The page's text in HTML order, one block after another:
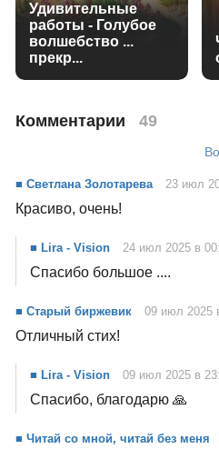
Удивительные
работы - Голубое
волшебство ...
прекр...
Комментарии 49
■ Светлана Золотарева 23 июл
Красиво, очень!
■ Lira - Vision 24 июл 2025 в
Спасибо большое ....
■ Старый биржевик 09 июл 2025
Отличный стих!
■ Lira - Vision 09 июл 2025 в
Спасибо, благодарю 🙏
■ Читай со мной, читай без меня